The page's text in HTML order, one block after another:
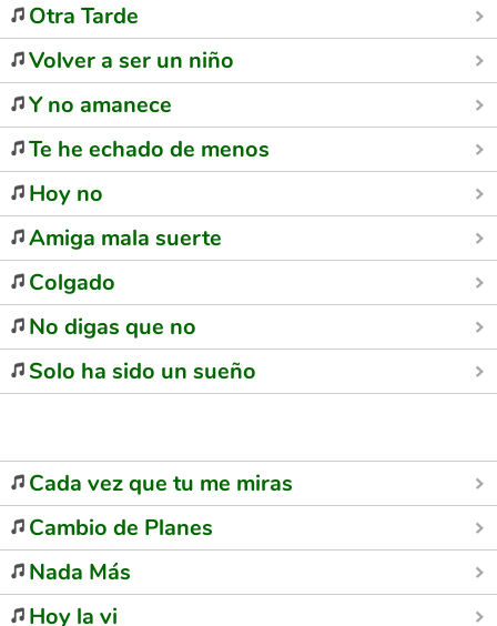
Otra Tarde
Volver a ser un niño
Y no amanece
Te he echado de menos
Hoy no
Amiga mala suerte
Colgado
No digas que no
Solo ha sido un sueño
Cada vez que tu me miras
Cambio de Planes
Nada Más
Hoy la vi